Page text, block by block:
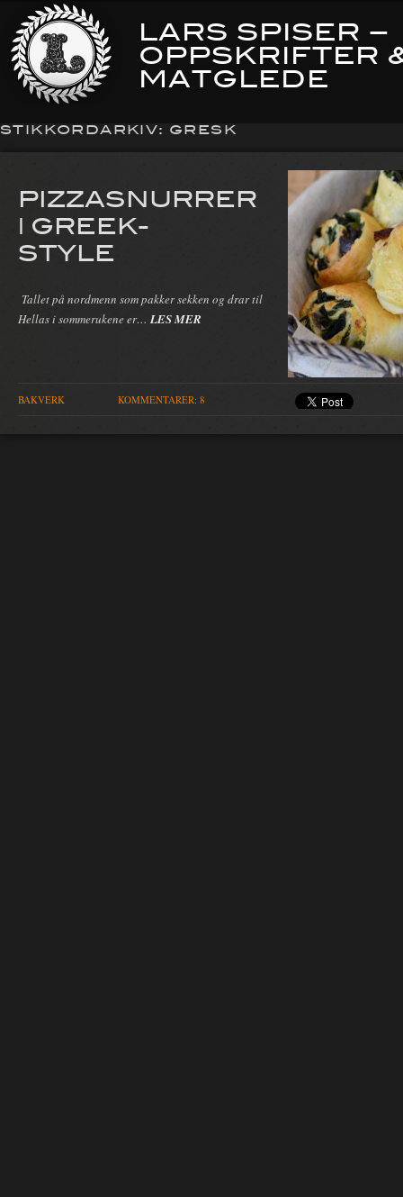
LARS SPISER –
OPPSKRIFTER
MATGLEDE
STIKKORDARKIV: GRESK
PIZZASNURRER
| GREEK-
STYLE
Tallet på nordmenn som pakker sekken og drar til
Hellas i sommerukene er… LES MER
BAKVERK KOMMENTARER: 8